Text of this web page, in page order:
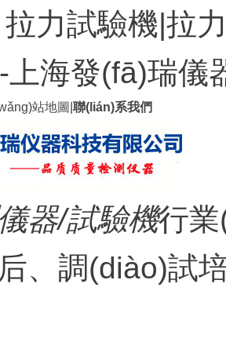
力試驗機|拉
上海發(fā)瑞儀
站地圖 聯(lián)系我們
器/試驗機行
、調(diào)試培